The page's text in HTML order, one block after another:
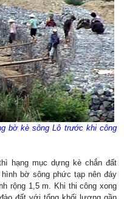
bờ kè sông Lô trước khi công
hạng mục dựng kè chắn đất
bờ sông phức tạp nên đáy
rộng 1,5 m. Khi thi công xong